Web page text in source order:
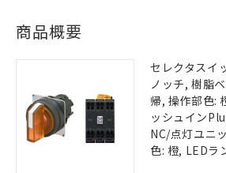
商品概要
セレクタスイ
ノッチ, 樹脂
帰, 操作部色:
ッシュイン
NC/点灯ユニ
色: 橙, LEDラ